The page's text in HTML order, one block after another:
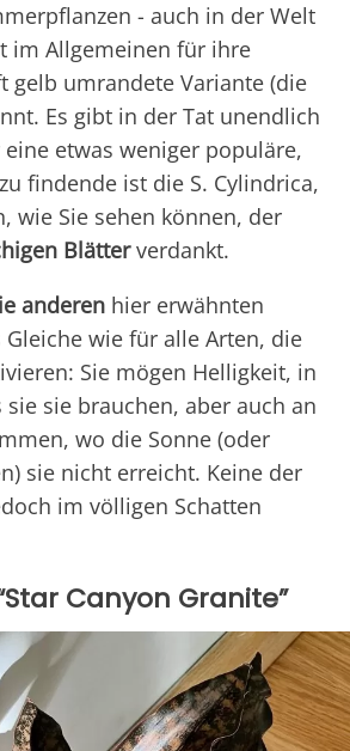
- auch in der Welt
im Allgemeinen für ihre
gelb umrandete Variante (die
Es gibt in der Tat unendlich
etwas weniger populäre,
findende ist die S. Cylindrica,
wie Sie sehen können, der
Blätterverdankt.
anderen hier erwähnten
Gleiche wie für alle Arten, die
Sie mögen Helligkeit, in
sie sie brauchen, aber auch an
wo die Sonne (oder
sie nicht erreicht. Keine der
im völligen Schatten
Canyon Granite”